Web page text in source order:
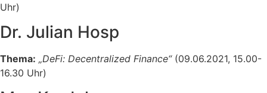
Uhr)
Dr. Julian Hosp
Thema: „DeFi: Decentralized Finance“ (09.06.2021, 15.00-
16.30 Uhr)